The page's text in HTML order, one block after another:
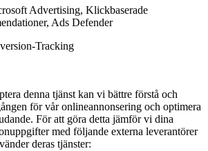
Advertising, Klickbaserade
Ads Defender
Tracking
denna tjänst kan vi bättre förstå och
för vår onlineannonsering och optimera
För att göra detta jämför vi dina
med följande externa leverantörer
deras tjänster: